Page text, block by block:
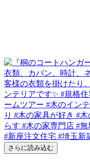
さらに読み込む